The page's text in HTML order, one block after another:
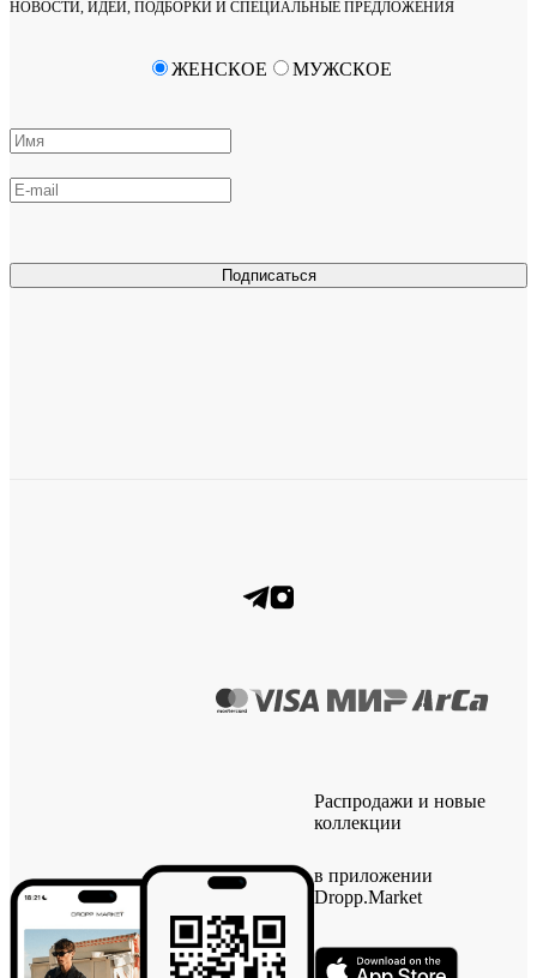
НОВОСТИ, ИДЕИ, ПОДБОРКИ И СПЕЦИАЛЬНЫЕ ПРЕДЛОЖЕНИЯ
Подписаться
ЖЕНСКОЕ МУЖСКОЕ
Распродажи и новые
коллекции
в приложении
Dropp.Market